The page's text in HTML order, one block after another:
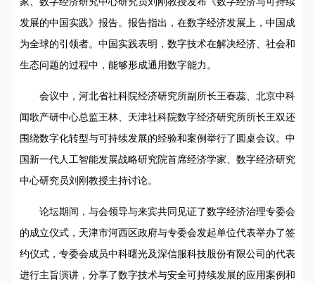
发展的中国实践》报告。报告指出，在数字经济发展上，中国成
为全球的引领者。中国实践表明，数字技术在解决经济、社会和
生态问题的过程中，能够形成通用数字能力。
会议中，河北省社科院经济研究所副所长王春蕊、北京中科
闻歌产研中心总监王林、天津社科院数字经济研究所所长王双还
围绕数字化转型与可持续发展的经验和案例举行了圆桌会议。中
国新一代人工智能发展战略研究院首席经济学家、数字经济研究
中心研究员刘刚教授主持讨论。
论坛期间，与会领导与来宾共同见证了数字经济治理专委会
的成立仪式，天津市河西区政府与专委会发起单位代表举办了签
约仪式，专委会成员中科曙光及深信服科技股份有限公司的代表
进行主旨演讲，分享了数字技术与安全可持续发展的应用案例和